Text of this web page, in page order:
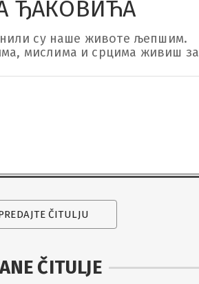
ЂАКОВИЋА
су наше животе љепшим.
мислима и срцима живиш
ČITULJU
ČITULJE